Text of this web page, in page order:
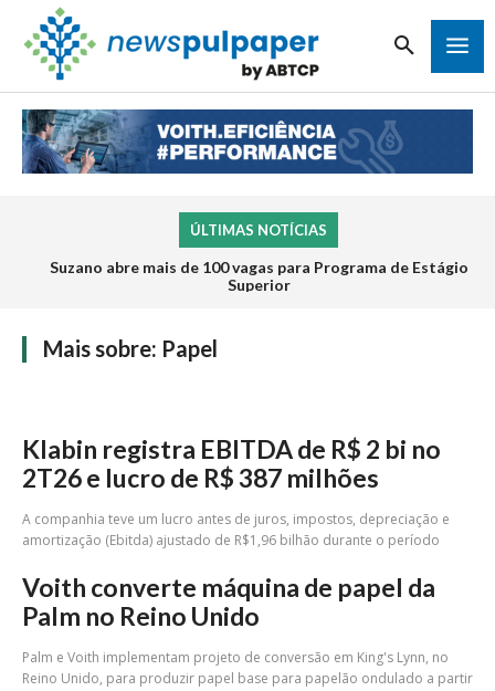
ÚLTIMAS NOTÍCIAS
Suzano abre mais de 100 vagas para Programa de Estágio
Superior
Mais sobre: Papel
Klabin registra EBITDA de R$ 2 bi no
2T26 e lucro de R$ 387 milhões
A companhia teve um lucro antes de juros, impostos, depreciação e
amortização (Ebitda) ajustado de R$1,96 bilhão durante o período
Voith converte máquina de papel da
Palm no Reino Unido
Palm e Voith implementam projeto de conversão em King's Lynn, no
Reino Unido, para produzir papel base para papelão ondulado a partir